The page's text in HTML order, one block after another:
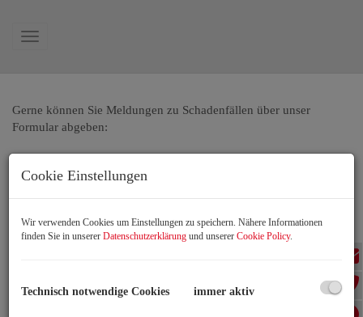
Navigation anzeigen
Gerne können Sie Meldungen zu Schadenfällen über unser
Formular abgeben:
Kontaktformular
E-Mail
Firmenname
Cookie Einstellungen
Wir verwenden Cookies um Einstellungen zu speichern. Nähere Informationen
finden Sie in unserer Datenschutzerklärung und unserer Cookie Policy.
Technisch notwendige Cookies immer aktiv